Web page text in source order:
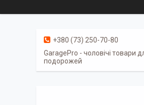
+380 (73) 250-70-80
GaragePro - чоловічі товари
подорожей